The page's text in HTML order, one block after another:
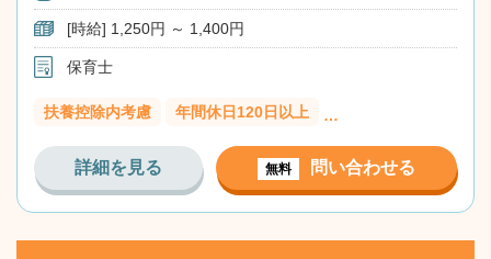
[時給] 1,250円 ～ 1,400円
保育士
扶養控除内考慮 年間休日120日以上 …
詳細を見る 無料 問い合わせる